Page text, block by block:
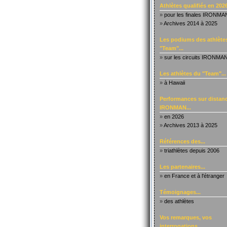
Athlètes qualifiés en
» pour les finales
»Archives 2014 à 2025
Les podiums des
"Team"...
» sur les circuits IRONMAN
Les athlètes du "Team"...
» à Hawaii
Performances sur
IRONMAN...
» en 2026
»Archives 2013 à 2025
Références des...
» triathlètes depuis 2006
Les partenaires...
» en France et à l'étranger
Témoignages...
» des athlètes
Vos remarques, vos